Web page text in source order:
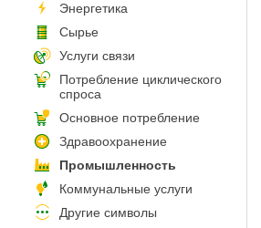
Энергетика
Сырье
Услуги связи
Потребление циклического
спроса
Основное потребление
Здравоохранение
Промышленность
Коммунальные услуги
Другие символы